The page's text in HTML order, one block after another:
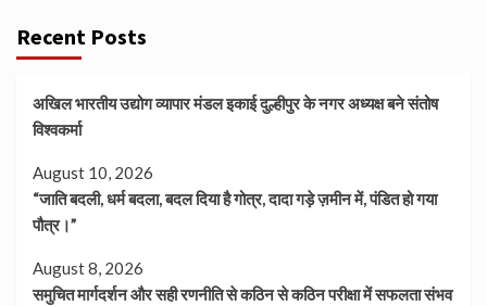
Recent Posts
अखिल भारतीय उद्योग व्यापार मंडल इकाई दुल्हीपुर के नगर अध्यक्ष बने संतोष
विश्वकर्मा
August 10, 2026
“जाति बदली, धर्म बदला, बदल दिया है गोत्र, दादा गड़े ज़मीन में, पंडित हो गया
पौत्र।”
August 8, 2026
समुचित मार्गदर्शन और सही रणनीति से कठिन से कठिन परीक्षा में सफलता संभव